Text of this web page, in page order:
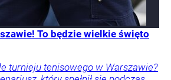
To będzie wielkie święto
turnieju tenisowego w Warszawie?